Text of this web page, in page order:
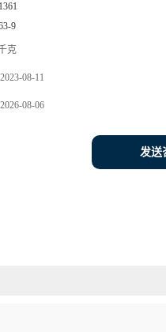
9
克
2023-08-11
2026-08-06
发送